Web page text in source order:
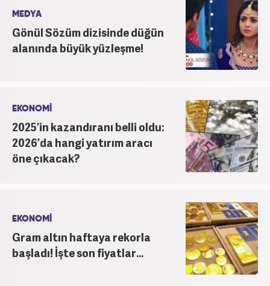
MEDYA
Gönül Sözüm dizisinde düğün
alanında büyük yüzleşme!
EKONOMİ
2025’in kazandıranı belli oldu:
2026’da hangi yatırım aracı
öne çıkacak?
EKONOMİ
Gram altın haftaya rekorla
başladı! İşte son fiyatlar...